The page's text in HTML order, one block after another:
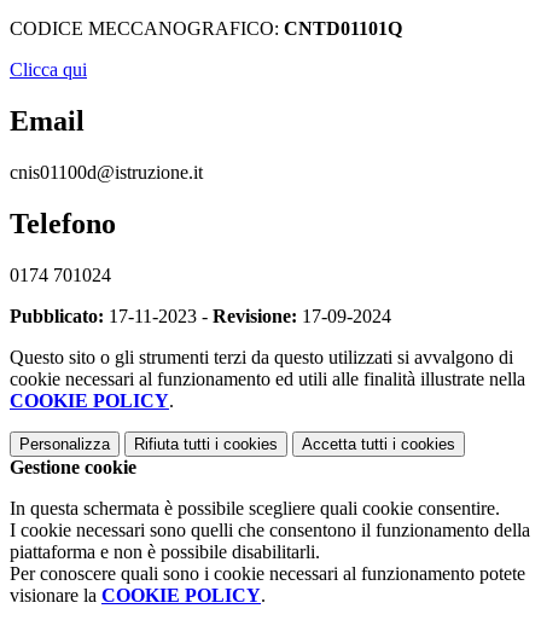
CODICE MECCANOGRAFICO: CNTD01101Q
Clicca qui
Email
cnis01100d@istruzione.it
Telefono
0174 701024
Pubblicato: 17-11-2023 - Revisione: 17-09-2024
Questo sito o gli strumenti terzi da questo utilizzati si avvalgono di
cookie necessari al funzionamento ed utili alle finalità illustrate nella
COOKIE POLICY.
Personalizza Rifiuta tutti i cookies Accetta tutti i cookies
Gestione cookie
In questa schermata è possibile scegliere quali cookie consentire.
I cookie necessari sono quelli che consentono il funzionamento della
piattaforma e non è possibile disabilitarli.
Per conoscere quali sono i cookie necessari al funzionamento potete
visionare la COOKIE POLICY.